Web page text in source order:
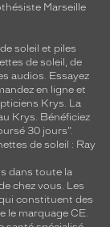
Marseille
soleil et piles
de soleil, de
audios. Essayez
en ligne et
Krys. La
Krys. Bénéficiez
30 jours".
de soleil : Ray
dans toute la
chez vous . Les
constituent des
le marquage CE.